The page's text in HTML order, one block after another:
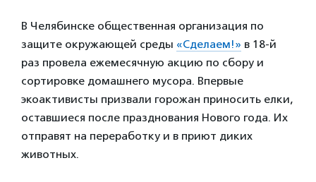
В Челябинске общественная организация по
защите окружающей среды «Сделаем!» в 18-й
раз провела ежемесячную акцию по сбору и
сортировке домашнего мусора. Впервые
экоактивисты призвали горожан приносить елки,
оставшиеся после празднования Нового года. Их
отправят на переработку и в приют диких
животных.